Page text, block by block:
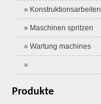
» Konstruktionsarbeiten
» Maschinen spritzen
» Wartung machines
»
Produkte